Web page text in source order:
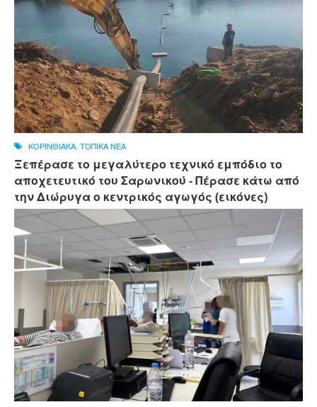
ΚΟΡΙΝΘΙΑΚΑ, ΤΟΠΙΚΑ ΝΕΑ
Ξεπέρασε το μεγαλύτερο τεχνικό εμπόδιο το
αποχετευτικό του Σαρωνικού - Πέρασε κάτω από
την Διώρυγα ο κεντρικός αγωγός (εικόνες)